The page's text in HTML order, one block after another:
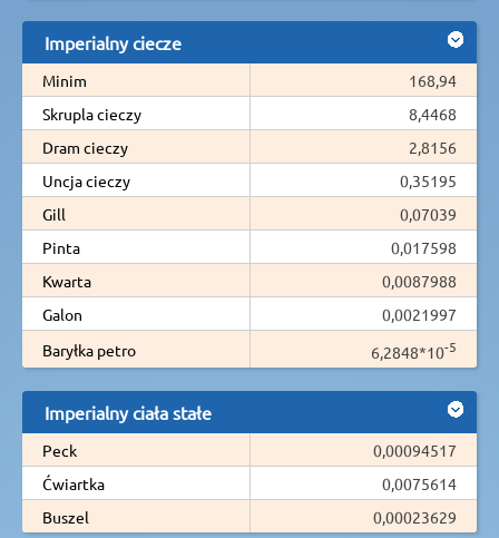
Imperialny ciecze
Minim
168,94
Skrupla cieczy
8,4468
Dram cieczy
2,8156
Uncja cieczy
0,35195
Gill
0,07039
Pinta
0,017598
Kwarta
0,0087988
Galon
0,0021997
Baryłka petro
6,2848*10-5
Imperialny ciała stałe
Peck
0,00094517
Ćwiartka
0,0075614
Buszel
0,00023629